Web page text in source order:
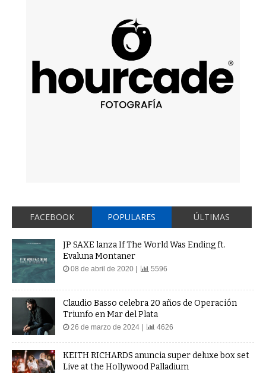
FACEBOOK POPULARES ÚLTIMAS
JP SAXE lanza If The World Was Ending ft.
Evaluna Montaner
08 de abril de 2020 | 5596
Claudio Basso celebra 20 años de Operación
Triunfo en Mar del Plata
26 de marzo de 2024 | 4626
KEITH RICHARDS anuncia super deluxe box set
Live at the Hollywood Palladium